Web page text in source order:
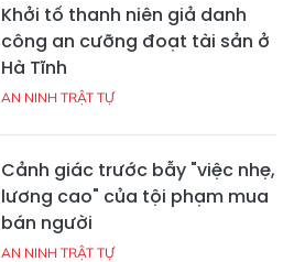
Khởi tố thanh niên giả danh
công an cưỡng đoạt tài sản ở
Hà Tĩnh
AN NINH TRẬT TỰ
Cảnh giác trước bẫy "việc nhẹ,
lương cao" của tội phạm mua
bán người
AN NINH TRẬT TỰ